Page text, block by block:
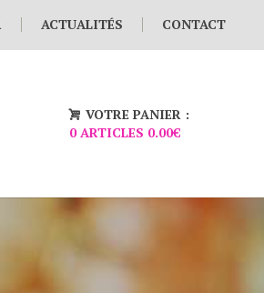
ACTUALITÉS CONTACT
VOTRE PANIER :
0 ARTICLES 0.00€